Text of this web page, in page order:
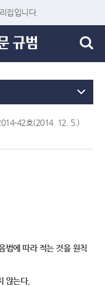
집입니다.
42호(2014. 12. 5.)
법에 따라 적는 것을 원칙
않는다.